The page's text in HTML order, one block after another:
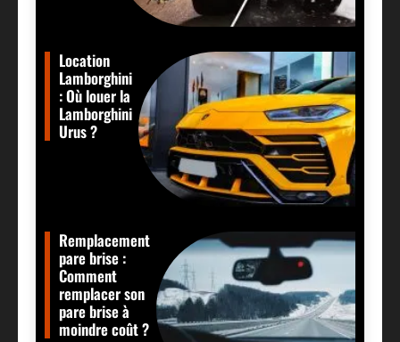
Location
Lamborghini
: Où louer la
Lamborghini
Urus ?
Remplacement
pare brise :
Comment
remplacer son
pare brise à
moindre coût ?